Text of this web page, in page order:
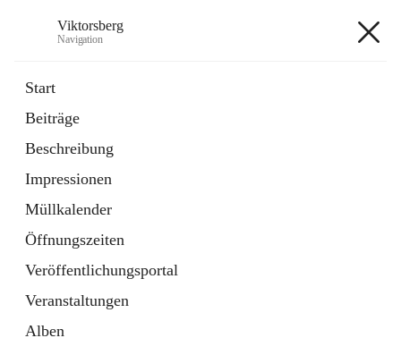
Viktorsberg
Navigation
Start
Beiträge
Beschreibung
Impressionen
Müllkalender
Öffnungszeiten
Veröffentlichungsportal
Veranstaltungen
Alben
1 Schnellzugriff
Bürgerservice
10 Schnellzugriffe